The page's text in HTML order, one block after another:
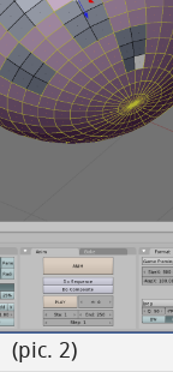
(pic. 2)